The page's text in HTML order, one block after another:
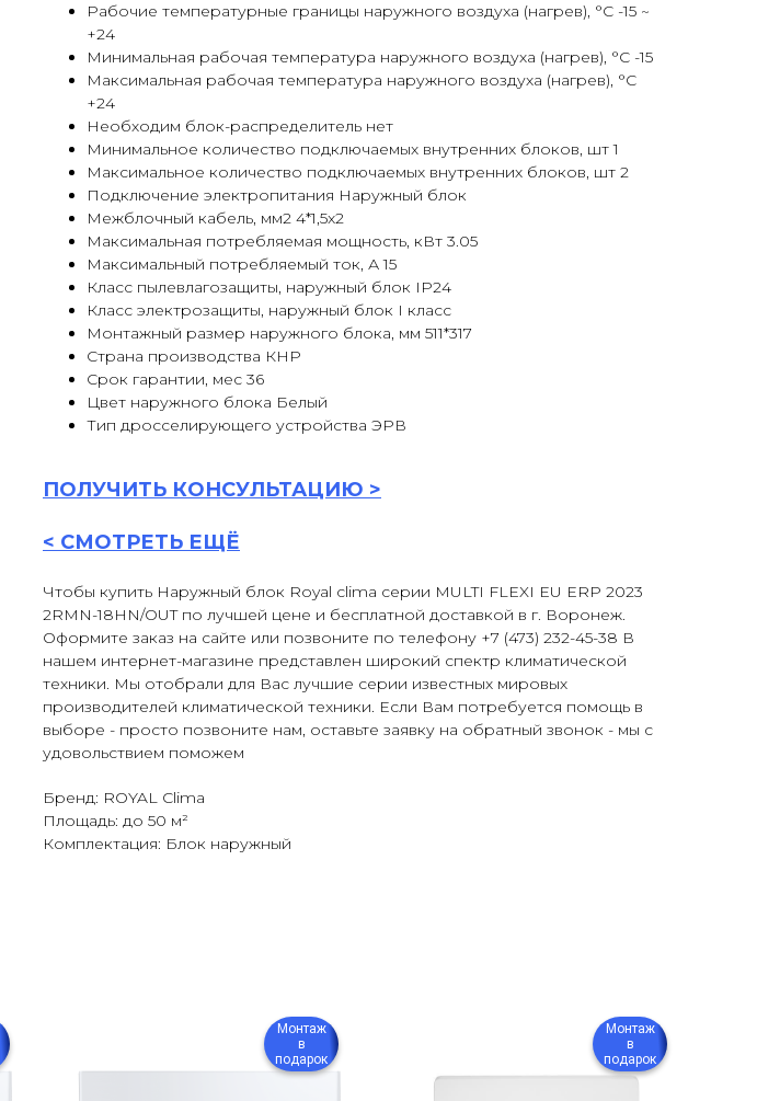
Рабочие температурные границы наружного воздуха (нагрев), °C -15 ~
+24
Минимальная рабочая температура наружного воздуха (нагрев), °C -15
Максимальная рабочая температура наружного воздуха (нагрев), °C
+24
Необходим блок-раcпределитель нет
Минимальное количество подключаемых внутренних блоков, шт 1
Максимальное количество подключаемых внутренних блоков, шт 2
Подключение электропитания Наружный блок
Межблочный кабель, мм2 4*1,5x2
Максимальная потребляемая мощность, кВт 3.05
Максимальный потребляемый ток, А 15
Класс пылевлагозащиты, наружный блок IP24
Класс электрозащиты, наружный блок I класс
Монтажный размер наружного блока, мм 511*317
Страна производства КНР
Срок гарантии, мес 36
Цвет наружного блока Белый
Тип дросселирующего устройства ЭРВ
ПОЛУЧИТЬ КОНСУЛЬТАЦИЮ >
< СМОТРЕТЬ ЕЩЁ
Чтобы купить Наружный блок Royal clima серии MULTI FLEXI EU ERP 2023
2RMN-18HN/OUT по лучшей цене и бесплатной доставкой в г. Воронеж.
Оформите заказ на сайте или позвоните по телефону +7 (473) 232-45-38 В
нашем интернет-магазине представлен широкий спектр климатической
техники. Мы отобрали для Вас лучшие серии известных мировых
производителей климатической техники. Если Вам потребуется помощь в
выборе - просто позвоните нам, оставьте заявку на обратный звонок - мы с
удовольствием поможем
Бренд: ROYAL Clima
Площадь: до 50 м²
Комплектация: Блок наружный
Монтаж
в
подарок
Монтаж
в
подарок